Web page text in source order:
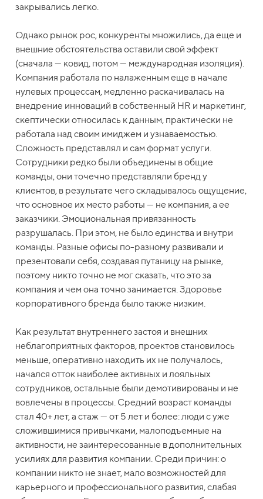
закрывались легко.
Однако рынок рос, конкуренты множились, да еще и
внешние обстоятельства оставили свой эффект
(сначала — ковид, потом — международная изоляция).
Компания работала по налаженным еще в начале
нулевых процессам, медленно раскачивалась на
внедрение инноваций в собственный HR и маркетинг,
скептически относилась к данным, практически не
работала над своим имиджем и узнаваемостью.
Сложность представлял и сам формат услуги.
Сотрудники редко были объединены в общие
команды, они точечно представляли бренд у
клиентов, в результате чего складывалось ощущение,
что основное их место работы — не компания, а ее
заказчики. Эмоциональная привязанность
разрушалась. При этом, не было единства и внутри
команды. Разные офисы по-разному развивали и
презентовали себя, создавая путаницу на рынке,
поэтому никто точно не мог сказать, что это за
компания и чем она точно занимается. Здоровье
корпоративного бренда было также низким.
Как результат внутреннего застоя и внешних
неблагоприятных факторов, проектов становилось
меньше, оперативно находить их не получалось,
начался отток наиболее активных и лояльных
сотрудников, остальные были демотивированы и не
вовлечены в процессы. Средний возраст команды
стал 40+ лет, а стаж — от 5 лет и более: люди с уже
сложившимися привычками, малоподъемные на
активности, не заинтересованные в дополнительных
усилиях для развития компании. Среди причин: о
компании никто не знает, мало возможностей для
карьерного и профессионального развития, слабая